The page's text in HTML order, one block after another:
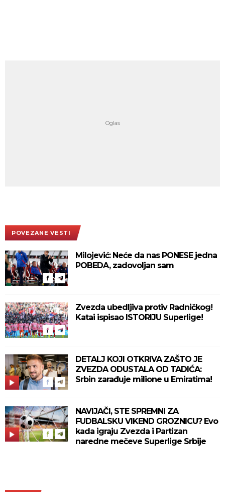
POVEZANE VESTI
Milojević: Neće da nas PONESE jedna
POBEDA, zadovoljan sam
Zvezda ubedljiva protiv Radničkog!
Katai ispisao ISTORIJU Superlige!
DETALJ KOJI OTKRIVA ZAŠTO JE
ZVEZDA ODUSTALA OD TADIĆA:
Srbin zarađuje milione u Emiratima!
NAVIJAČI, STE SPREMNI ZA
FUDBALSKU VIKEND GROZNICU? Evo
kada igraju Zvezda i Partizan
naredne mečeve Superlige Srbije